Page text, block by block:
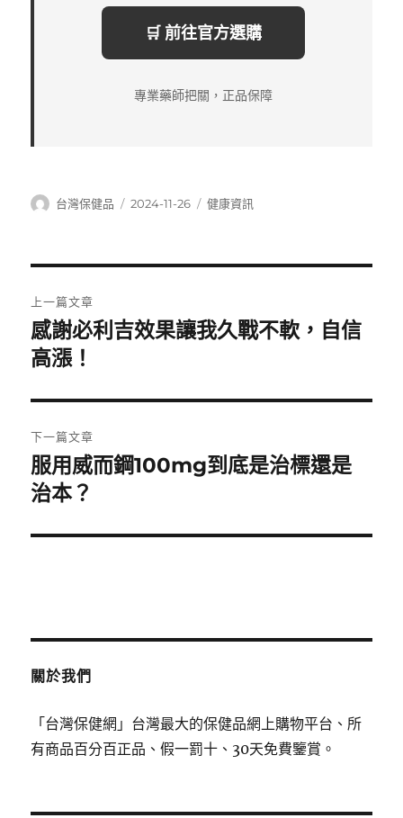
🛒 前往官方選購
專業藥師把關，正品保障
作
台灣保健品
發
2024-11-26
分
健康資訊
章
導
覽
上一篇文章
上
一
文
章:
感謝必利吉效果讓我久戰不軟，自信
高漲！
下一篇文章
下
一
文
服用威而鋼100mg到底是治標還是
治本？
關於我們
「台灣保健網」台灣最大的保健品網上購物平台、所
有商品百分百正品、假一罰十、30天免費鑒賞。